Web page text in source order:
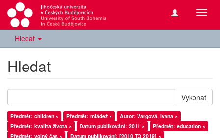
Hledat
Hledat
Vykonat
Předmět: children × Předmět: mládež ×
Autor: Vargová, Ivana ×
Předmět: kvalita života ×
Datum publikování: 2011 ×
Předmět: education ×
Předmět: volný čas ×
Datum publikování: [2010 TO 2019] ×